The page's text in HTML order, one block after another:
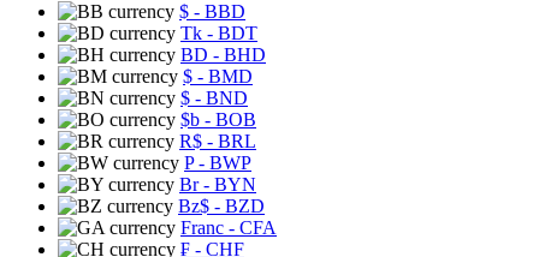
$ - BBD
Tk - BDT
BD - BHD
$ - BMD
$ - BND
$b - BOB
R$ - BRL
P- BWP
Br- BYN
Bz$ - BZD
Franc - CFA
₣ - CHF